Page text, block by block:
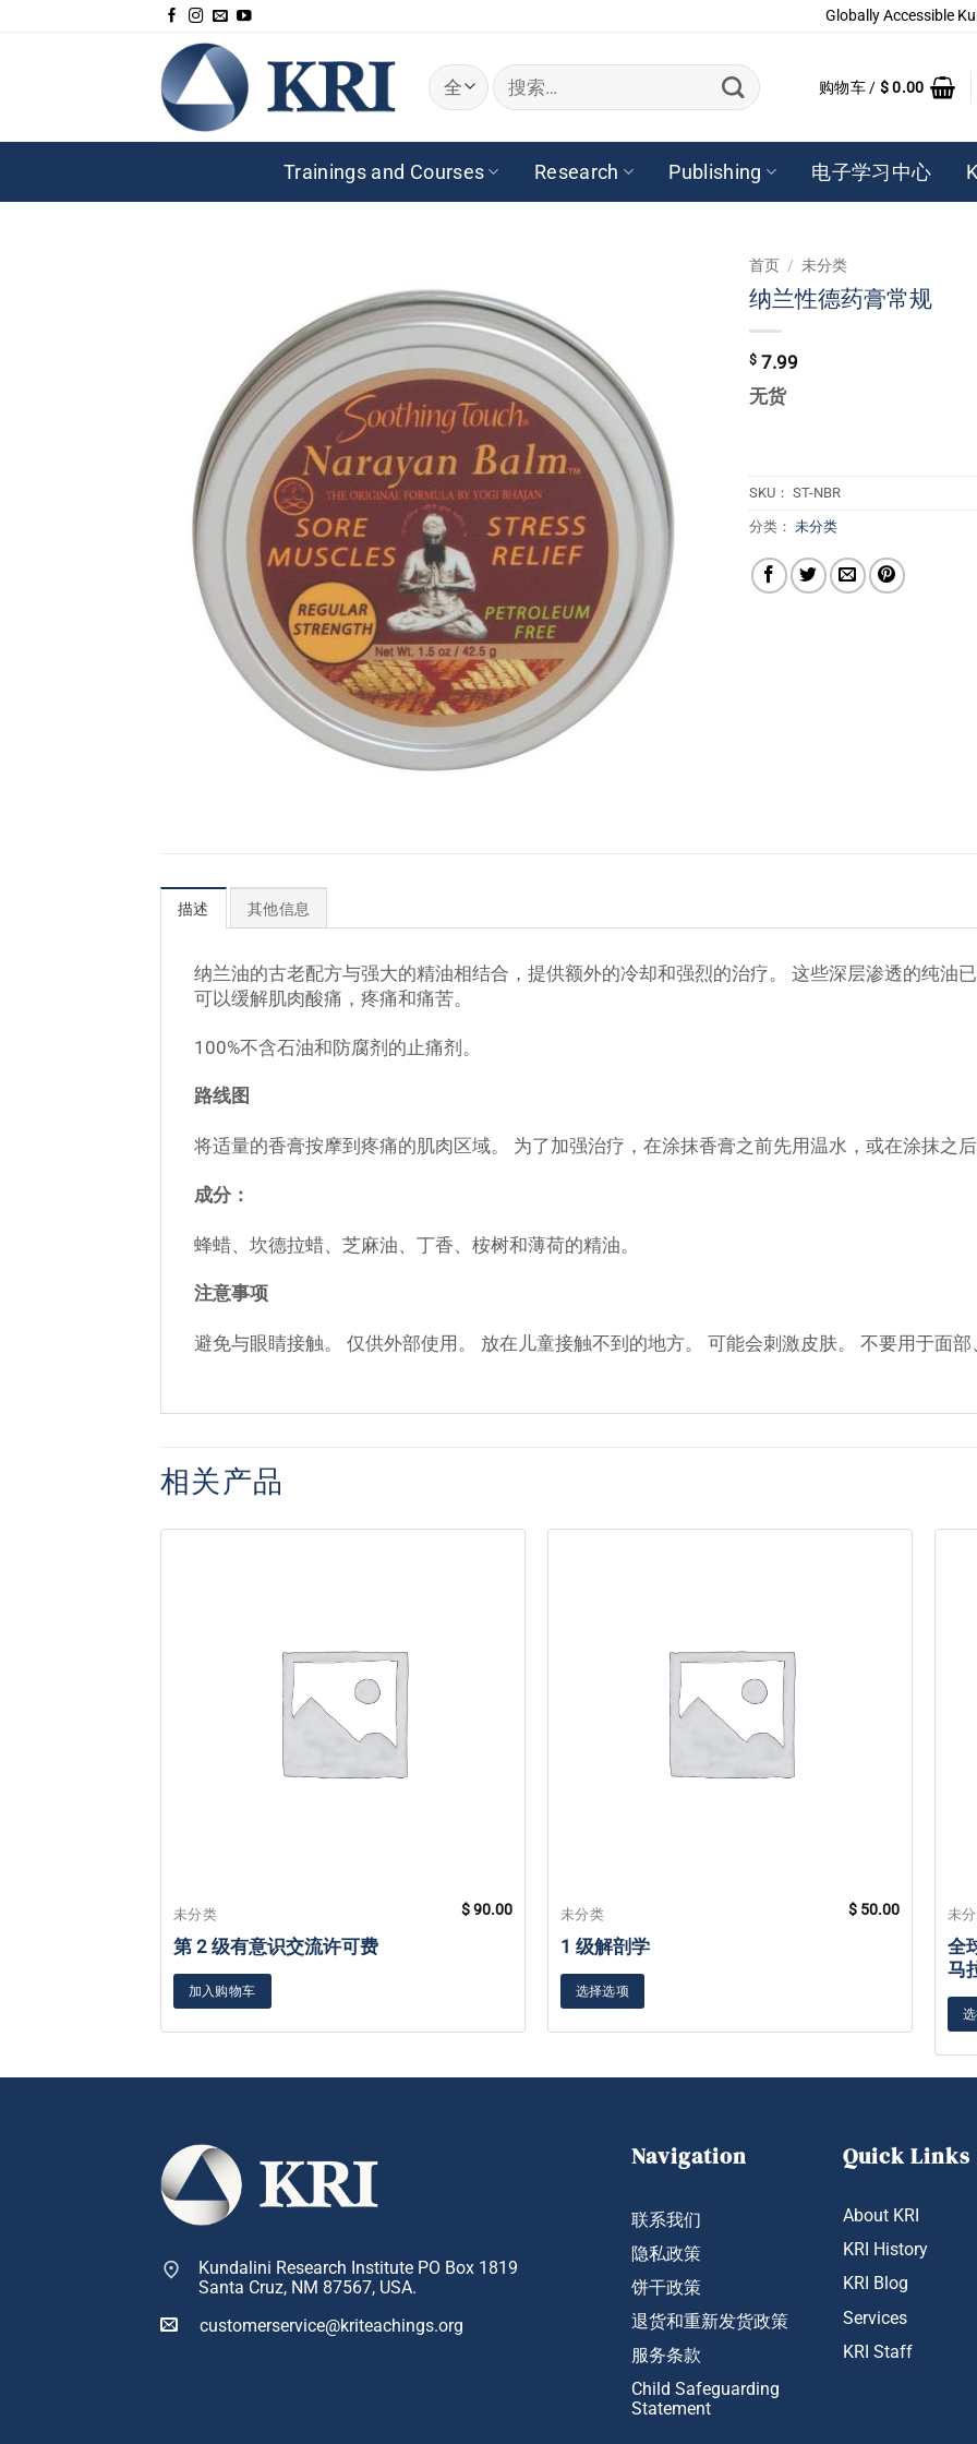
Globally Accessible
搜
索：
购物车 / $0.00
Trainings and Courses Research Publishing 电子学习中心
首页 / 未分类
纳兰性德药膏常规
$ 7.99
无货
SKU： ST-NBR
分类： 未分类
描述 其他信息
纳兰油的古老配方与强大的精油相结合，提供额外的冷却和强烈的治疗。 这些深层渗透的纯油
可以缓解肌肉酸痛，疼痛和痛苦。
100%不含石油和防腐剂的止痛剂。
路线图
将适量的香膏按摩到疼痛的肌肉区域。 为了加强治疗，在涂抹香膏之前先用温水，或在涂抹之后
成分：
蜂蜡、坎德拉蜡、芝麻油、丁香、桉树和薄荷的精油。
注意事项
避免与眼睛接触。 仅供外部使用。 放在儿童接触不到的地方。 可能会刺激皮肤。 不要用于面部
相关产品
未分类
第 2 级有意识交流许可费
$90.00
加入购物车
未分类
1 级解剖学
$ 50.00
选择选项
未
全
马
Kundalini Research Institute PO Box 1819
Santa Cruz, NM 87567, USA.
customerservice@kriteachings.org
Navigation
联系我们
隐私政策
饼干政策
退货和重新发货政策
服务条款
Child Safeguarding
Statement
Quick Links
About KRI
KRI History
KRI Blog
Services
KRI Staff